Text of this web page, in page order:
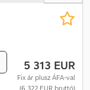
5 313 EUR
Fix ár plusz ÁFA-val
(6 322 EUR bruttó)